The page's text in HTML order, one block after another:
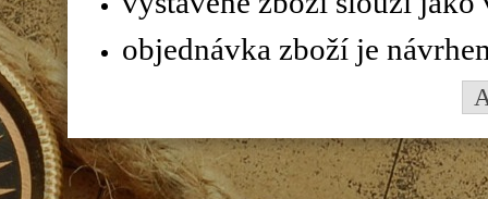
objednávka zboží je